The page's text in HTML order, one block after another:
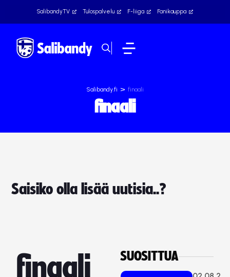
SalibandyTV Tulospalvelu F-liiga Fanikauppa
Salibandy.fi > finaali
finaali
Saisiko olla lisää uutisia..?
finaali SUOSITTUA